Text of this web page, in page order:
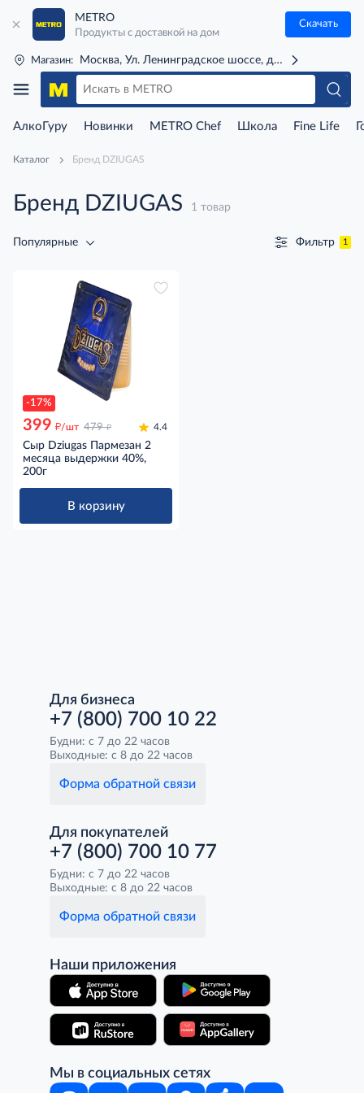
METRO
Продукты с доставкой на дом
Скачать
Магазин: Москва, Ул. Ленинградское шоссе, д. 71Г (м. Речной
АлкоГуру Новинки METRO Chef Школа Fine Life
Каталог Бренд DZIUGAS
Бренд DZIUGAS 1 товар
Популярные Фильтр 1
-17%
399 д/шт 479 д 4.4
Сыр Dziugas Пармезан 2
месяца выдержки 40%,
200г
В корзину
Для бизнеса
+7 (800) 700 10 22
Будни: с 7 до 22 часов
Выходные: с 8 до 22 часов
Форма обратной связи
Для покупателей
+7 (800) 700 10 77
Будни: с 7 до 22 часов
Выходные: с 8 до 22 часов
Форма обратной связи
Наши приложения
Мы в социальных сетях